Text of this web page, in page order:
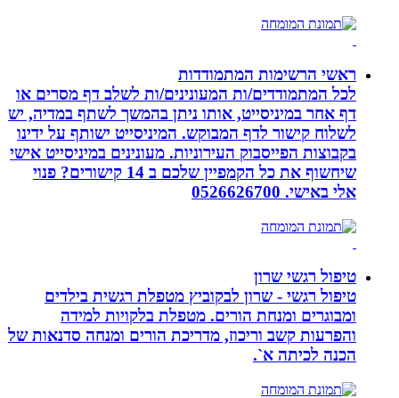
ראשי הרשימות המתמודדות
לכל המתמודדים/ות המעונינים/ות לשלב דף מסרים או
דף אחר במיניסייט, אותו ניתן בהמשך לשתף במדיה, יש
לשלוח קישור לדף המבוקש. המיניסייט ישותף על ידינו
בקבוצות הפייסבוק העירוניות. מעונינים במיניסייט אישי
שיחשוף את כל הקמפיין שלכם ב 14 קישורים? פנוי
אלי באישי. 0526626700
טיפול רגשי שרון
טיפול רגשי - שרון לבקוביץ מטפלת רגשית בילדים
ומבוגרים ומנחת הורים. מטפלת בלקויות למידה
והפרעות קשב וריכוז, מדריכת הורים ומנחה סדנאות של
הכנה לכיתה א`.